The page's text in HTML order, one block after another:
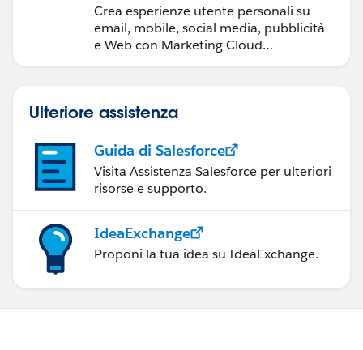
Crea esperienze utente personali su
email, mobile, social media, pubblicità
e Web con Marketing Cloud
Ulteriore assistenza
Guida di Salesforce
Visita Assistenza Salesforce per ulteriori
risorse e supporto.
IdeaExchange
Proponi la tua idea su IdeaExchange.